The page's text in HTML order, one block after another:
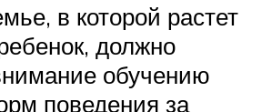
в которой растет
должно
обучению
поведения за